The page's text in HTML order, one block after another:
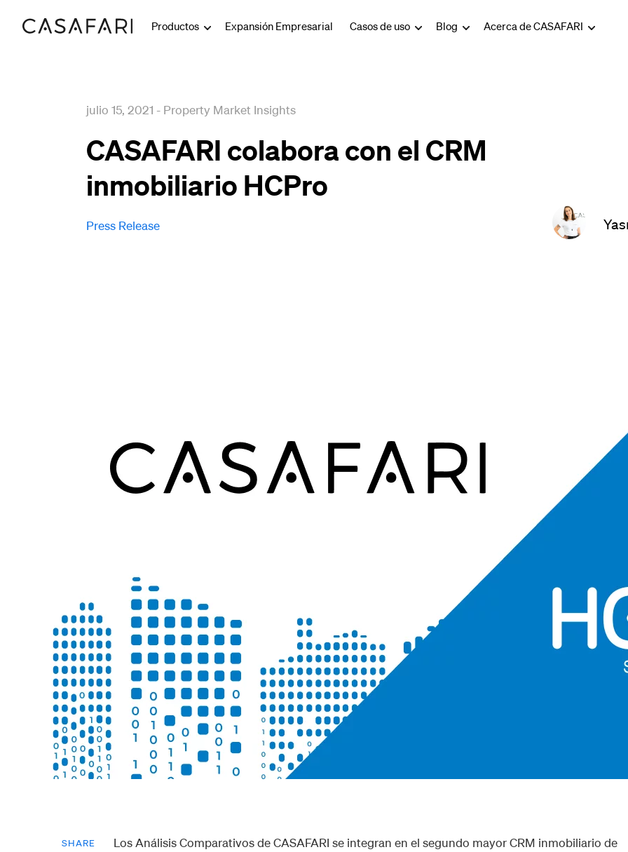
Productos Expansión Empresarial Casos de uso Blog Acerca de CASAFARI
julio 15, 2021 - Property Market Insights
CASAFARI colabora con el CRM
inmobiliario HCPro
Press Release
SHARE
Los Análisis Comparativos de CASAFARI se integran en el segundo mayor CRM inmobiliario de